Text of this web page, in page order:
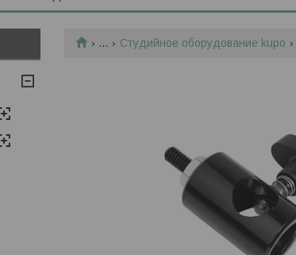
... Студийное оборудование kupo